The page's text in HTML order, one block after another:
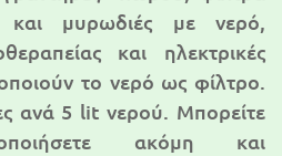
μυρωδιές με νερό,
και ηλεκτρικές
το νερό ως φίλτρο.
ανά 5 lit νερού. Μπορείτε
ακόμη και